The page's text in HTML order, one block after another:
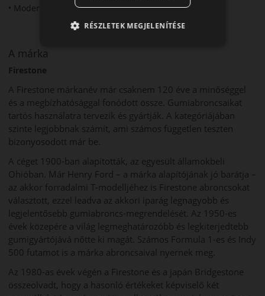
• Modern kialakítás
A márka
Firestone
A Firestone márkanév már csaknem 120 éve a minőséggel
és a megbízhatósággal fonódott össze. Gumiabroncsaikat
tartós használatra tervezik és gyártják. A kategóriájában
szinte legjobbnak számít, ami számos független teszten
bizonyosodott már be.
A céget 1900-ban alapították, az egyesült államokbeli
Ohióban. Már Henry Ford – a márka alapítójának jó barátja –
az akkor forradalmi T-modelljéhez is Firestone abroncsokat
választott, ezzel leadva az akkori iparág legnagyobb és
legjelentősebb gumiabroncs-megrendelését. Az 1950-es
évek közepére a világ legmeghatározóbb és legkiterjedtebb
gumigyártójává nőtte ki magát. Számos Formula 1-es és Indy
500 futamot is a márka abroncsaival nyernek meg.
Az 1980-as évek végén a Firestone és a japán Bridgestone
összeolvadt, hogy a hasonló értékeket képviselő két
RÉSZLETEK MEGJELENÍTÉSE